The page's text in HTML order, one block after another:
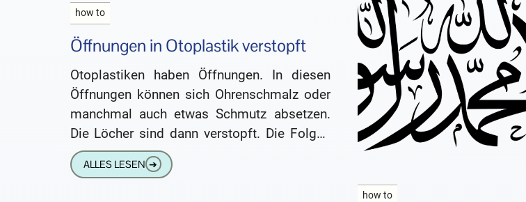
how to
Öffnungen in Otoplastik verstopft
Otoplastiken haben Öffnungen. In diesen
Öffnungen können sich Ohrenschmalz oder
manchmal auch etwas Schmutz absetzen.
Die Löcher sind dann verstopft. Die Folgen
sind nicht dramatisch. Sie müssen keine
gesundheitlichen Beeinträchtigungen
ALLES LESEN ➔
how to